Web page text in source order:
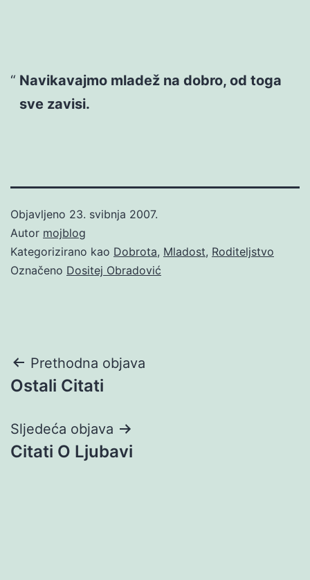
Navikavajmo mladež na dobro, od toga
sve zavisi.
Objavljeno 23. svibnja 2007.
Autor mojblog
Kategorizirano kao Dobrota, Mladost, Roditeljstvo
Označeno Dositej Obradović
Navigacija
objava
Prethodna objava
Ostali Citati
Sljedeća objava
Citati O Ljubavi